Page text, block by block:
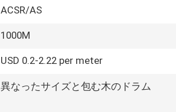
ACSR/AS
1000M
USD 0.2-2.22 per meter
異なったサイズと包む木のドラム